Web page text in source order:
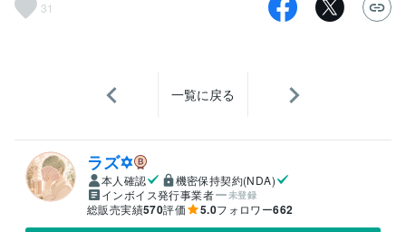
31
一覧に戻る
ラズ✡
本人確認
機密保持契約(NDA)
インボイス発行事業者
未登録
総販売実績570評価 5.0フォロワー662